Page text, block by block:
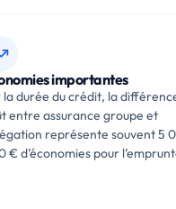
importantes
la durée du crédit, la
entre assurance groupe et
représente souvent 5
€ d’économies pour